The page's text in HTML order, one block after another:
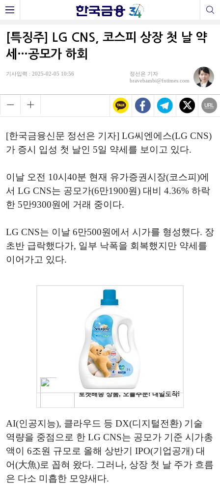
[특징주] LG CNS, 코스피 상장 첫 날 약
세…공모가 하회
기사입력 : 2025-02-05 10:56
정선은 기자
bravebambi@fntimes.com
[한국금융신문 정선은 기자] LG씨엔에스(LG CNS)
가 증시 입성 첫 날인 5일 약세를 보이고 있다.
이날 오전 10시40분 현재 유가증권시장(코스피)에
서 LG CNS는 공모가(6만1900원) 대비 4.36% 하락
한 5만9300원에 거래 중이다.
LG CNS는 이날 6만500원에서 시가를 형성했다. 장
초반 급락했다가, 일부 낙폭을 회복했지만 약세를
이어가고 있다.
AI(인공지능), 클라우드 등 DX(디지털전환) 기술
역량을 중점으로 한 LG CNS는 공모가 기준 시가총
액이 6조원 규모로 올해 상반기 IPO(기업공개) 대
어(大魚)로 꼽혀 왔다. 그러나, 상장 첫 날 주가 흐름
은 다소 미흡한 모양새다.